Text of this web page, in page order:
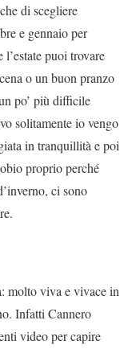
di scegliere
e gennaio per
puoi trovare
o un buon pranzo
po’ più difficile
solitamente io vengo
in tranquillità e poi
proprio perché
ci sono
molto viva e vivace in
Infatti Cannero
video per capire